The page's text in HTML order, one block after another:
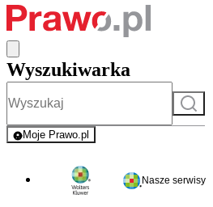
Wyszukiwarka
Szukaj
Moje Prawo.pl
- rejestracja i logowanie do serwisu
Nasze serwisy